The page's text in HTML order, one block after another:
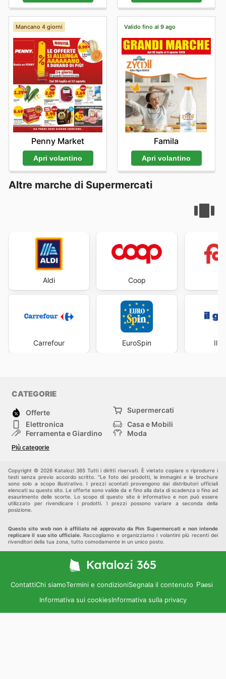
Mancano 4 giorni
Penny Market
Apri volantino
Valido fino al 9 ago
Famila
Apri volantino
Altre marche di Supermercati
Aldi
Carrefour
Coop
EuroSpin Il
CATEGORIE
Offerte
Supermercati
Elettronica
Casa e Mobili
Ferramenta e Giardino
Moda
Bambini e Neonati
Più categorie
Copyright © 2026 Katalozi 365 Tutti i diritti riservati. È vietato copiare o riprodurre i
testi senza previo accordo scritto. "Le foto dei prodotti, le immagini e le brochure
sono solo a scopo illustrativo. I prezzi scontati provengono dai distributori ufficiali
elencati su questo sito. Le offerte sono valide da e fino alla data di scadenza o fino ad
esaurimento delle scorte. Lo scopo di questo sito è informativo e non può essere
utilizzato per rivendicare i prodotti. I prezzi possono variare a seconda della
posizione.
Questo sito web non è affiliato né approvato da Pim Supermercati e non intende
replicare il suo sito ufficiale. Raccogliamo e organizziamo i volantini più recenti dei
rivenditori della tua zona, tutto comodamente in un unico posto.
ContattiChi siamoTermini e condizioniSegnala il contenuto Paesi
Informativa sui cookiesInformativa sulla privacy